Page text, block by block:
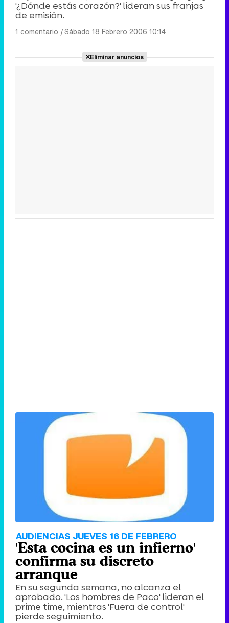
'¿Dónde estás corazón?' lideran sus franjas
de emisión.
1 comentario |Sábado 18 Febrero 2006 10:14
Eliminar anuncios
AUDIENCIAS JUEVES 16 DE FEBRERO
'Esta cocina es un infierno'
confirma su discreto
arranque
En su segunda semana, no alcanza el
aprobado. 'Los hombres de Paco' lideran el
prime time, mientras 'Fuera de control'
pierde seguimiento.